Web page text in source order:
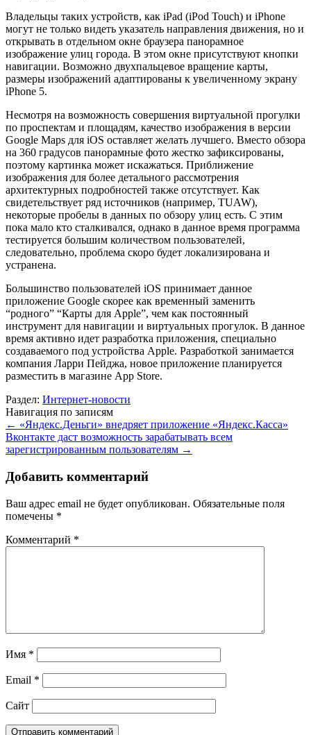
Владельцы таких устройств, как iPad (iPod Touch) и iPhone
могут не только видеть указатель направления движения, но и
открывать в отдельном окне браузера панорамное
изображение улиц города. В этом окне присутствуют кнопки
навигации. Возможно двухпальцевое вращение карты,
размеры изображений адаптированы к увеличенному экрану
iPhone 5.
Несмотря на возможность совершения виртуальной прогулки
по проспектам и площадям, качество изображения в версии
Google Maps для iOS оставляет желать лучшего. Вместо обзора
на 360 градусов панорамные фото жестко зафиксированы,
поэтому картинка может искажаться. Приближение
изображения для более детального рассмотрения
архитектурных подробностей также отсутствует. Как
свидетельствует ряд источников (например, TUAW),
некоторые пробелы в данных по обзору улиц есть. С этим
пока мало кто сталкивался, однако в данное время программа
тестируется большим количеством пользователей,
следовательно, проблема скоро будет локализирована и
устранена.
Большинство пользователей iOS принимает данное
приложение Google скорее как временный заменить
“родного” “Карты для Apple”, чем как постоянный
инструмент для навигации и виртуальных прогулок. В данное
время активно идет разработка приложения, специально
создаваемого под устройства Apple. Разработкой занимается
компания Ларри Пейджа, новое приложение планируется
разместить в магазине App Store.
Раздел: Интернет-новости
Навигация по записям
← «Яндекс.Деньги» внедряет приложение «Яндекс.Касса»
Вконтакте даст возможность зарабатывать всем
зарегистрированным пользователям →
Добавить комментарий
Ваш адрес email не будет опубликован. Обязательные поля
помечены *
Комментарий *
Имя *
Email *
Сайт